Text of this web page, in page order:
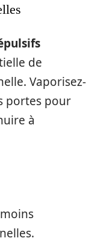
de
Vaporisez-
portes pour
à